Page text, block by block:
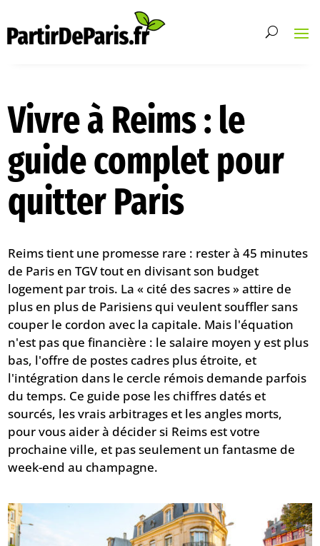
Vivre à Reims : le
guide complet pour
quitter Paris
Reims tient une promesse rare : rester à 45 minutes
de Paris en TGV tout en divisant son budget
logement par trois. La « cité des sacres » attire de
plus en plus de Parisiens qui veulent souffler sans
couper le cordon avec la capitale. Mais l'équation
n'est pas que financière : le salaire moyen y est plus
bas, l'offre de postes cadres plus étroite, et
l'intégration dans le cercle rémois demande parfois
du temps. Ce guide pose les chiffres datés et
sourcés, les vrais arbitrages et les angles morts,
pour vous aider à décider si Reims est votre
prochaine ville, et pas seulement un fantasme de
week-end au champagne.